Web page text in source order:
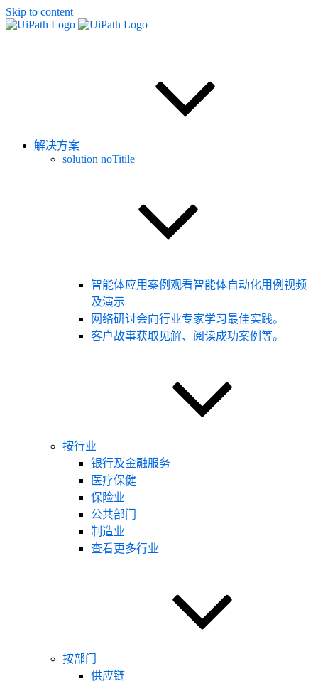
Skip to content
解决方案
solution noTitile
智能体应用案例 观看智能体自动化用例视频
及演示
网络研讨会向行业专家学习最佳实践。
客户故事获取见解、阅读成功案例等。
按行业
银行及金融服务
医疗保健
保险业
公共部门
制造业
查看更多行业
按部门
供应链